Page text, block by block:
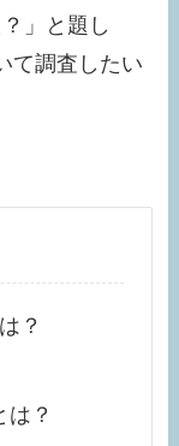
」と題し
て調査したい
？
？